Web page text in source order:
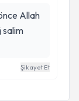
salim
Şikayet Et